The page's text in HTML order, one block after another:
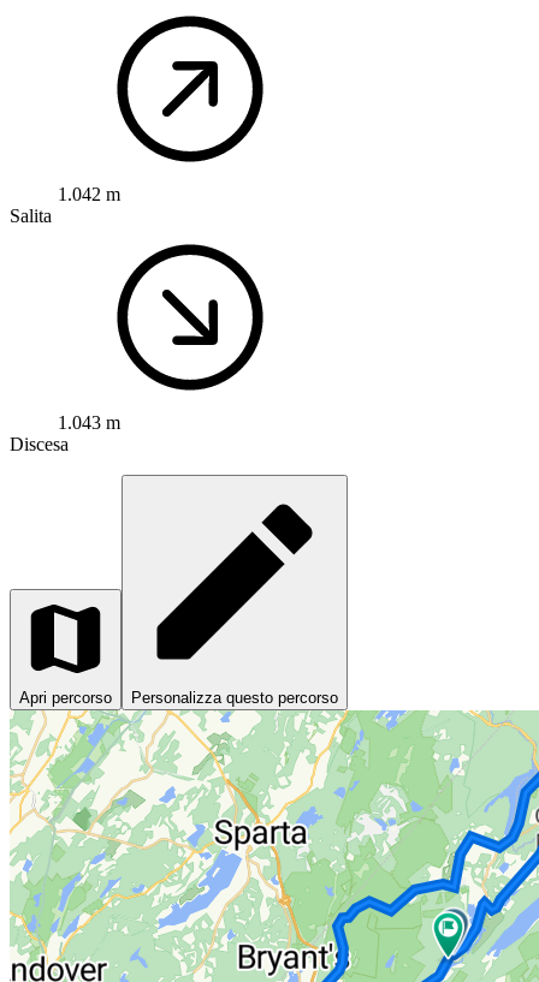
1.042 m
Salita
1.043 m
Discesa
Apri percorso Personalizza questo percorso